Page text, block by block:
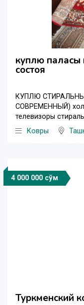
куплю
состоя
КУПЛЮ
СОВРЕМЕННЫЙ)
телевизоры
Ковры
4 000 000 сўм
Туркменский